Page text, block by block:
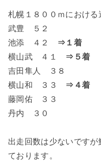
札幌１８００ｍにおけ
武豊 ５２
池添 ４２
⇒１着
横山武 ４１
⇒５着
吉田隼人 ３８
横山和 ３３
⇒４着
藤岡佑 ３３
丹内 ３０
出走回数は少ないです
ております。